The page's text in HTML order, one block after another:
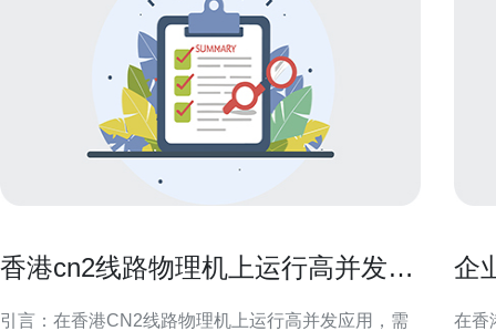
香港cn2线路物理机上运行高并发应
引言：在香港CN2线路物理机上运行高并发应用，需
企
在香